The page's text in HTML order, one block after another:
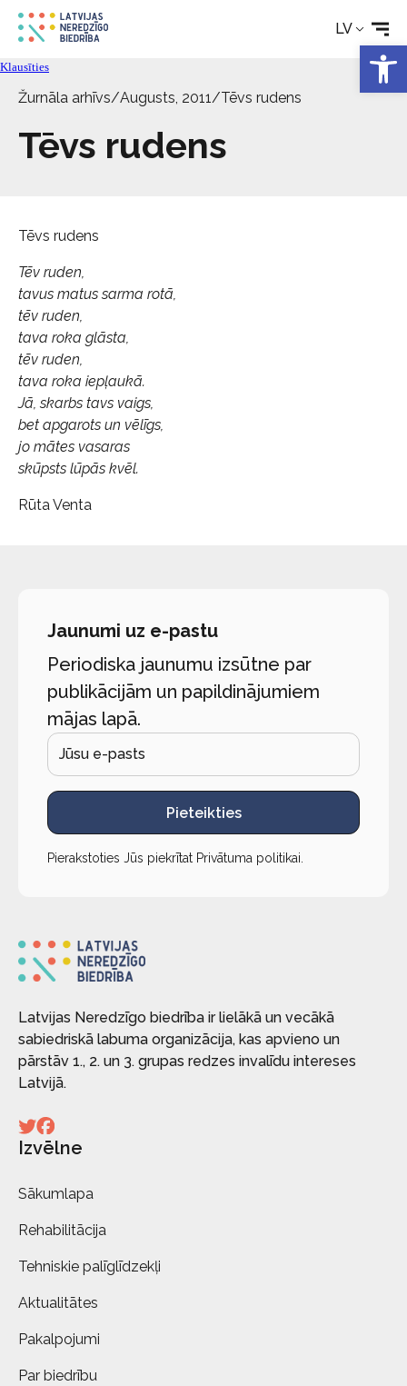
LV
Rehabilitācija
Tehniskie palīglīdzekļi
Aktualitātes
Par biedrību
Kontakti
Klausīties
Žurnāla arhīvs/Augusts, 2011/Tēvs rudens
Tēvs rudens
Tēvs rudens
Tēv ruden,
tavus matus sarma rotā,
tēv ruden,
tava roka glāsta,
tēv ruden,
tava roka iepļaukā.
Jā, skarbs tavs vaigs,
bet apgarots un vēlīgs,
jo mātes vasaras
skūpsts lūpās kvēl.
Rūta Venta
Jaunumi uz e-pastu
Periodiska jaunumu izsūtne par
publikācijām un papildinājumiem
mājas lapā.
Pieteikties
Pierakstoties Jūs piekrītat Privātuma politikai
Latvijas Neredzīgo biedrība ir lielākā un vecākā
sabiedriskā labuma organizācija, kas apvieno un
pārstāv 1., 2. un 3. grupas redzes invalīdu intereses
Latvijā.
Izvēlne
Sākumlapa
Rehabilitācija
Tehniskie palīglīdzekļi
Aktualitātes
Pakalpojumi
Par biedrību